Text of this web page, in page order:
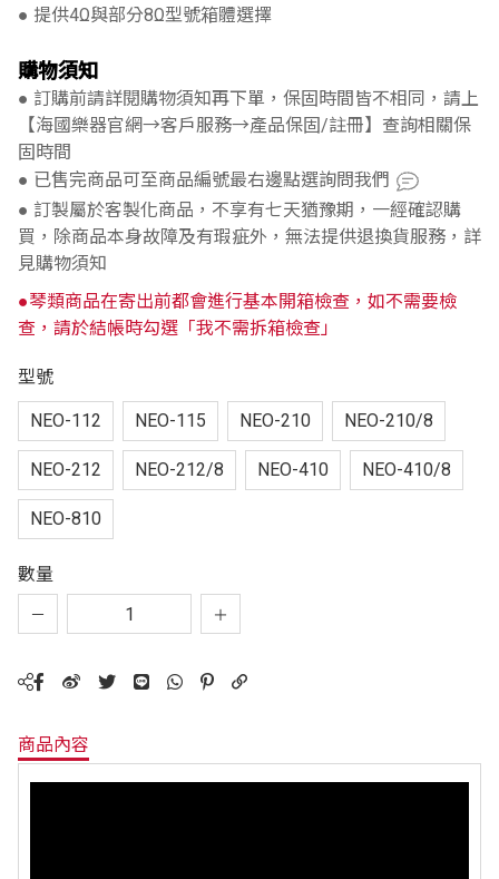
● 提供4Ω與部分8Ω型號箱體選擇
購物須知
● 訂購前請詳閱購物須知再下單，保固時間皆不相同，請上
【海國樂器官網→客戶服務→產品保固/註冊】查詢相關保
固時間
● 已售完商品可至商品編號最右邊點選詢問我們
● 訂製屬於客製化商品，不享有七天猶豫期，一經確認購
買，除商品本身故障及有瑕疵外，無法提供退換貨服務，詳
見購物須知
●琴類商品在寄出前都會進行基本開箱檢查，如不需要檢
查，請於結帳時勾選「我不需拆箱檢查」
型號
NEO-112 NEO-115 NEO-210 NEO-210/8
NEO-212 NEO-212/8 NEO-410 NEO-410/8
NEO-810
數量
商品內容